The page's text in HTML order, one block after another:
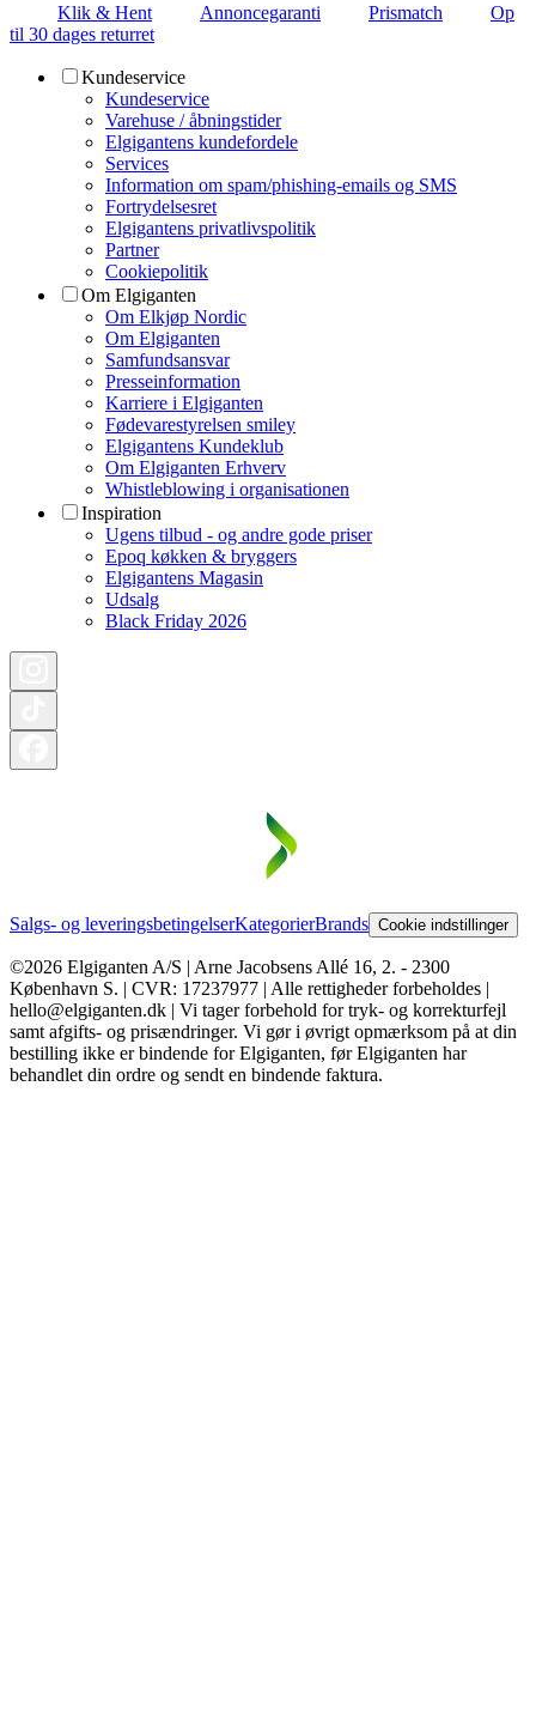
Klik & Hent Annoncegaranti Prismatch
Op
til 30 dages returret
Kundeservice
Kundeservice
Varehuse / åbningstider
Elgigantens kundefordele
Services
Information om spam/phishing-emails og SMS
Fortrydelsesret
Elgigantens privatlivspolitik
Partner
Cookiepolitik
Om Elgiganten
Om Elkjøp Nordic
Om Elgiganten
Samfundsansvar
Presseinformation
Karriere i Elgiganten
Fødevarestyrelsen smiley
Elgigantens Kundeklub
Om Elgiganten Erhverv
Whistleblowing i organisationen
Inspiration
Ugens tilbud - og andre gode priser
Epoq køkken & bryggers
Elgigantens Magasin
Udsalg
Black Friday 2026
Salgs- og leveringsbetingelserKategorierBrands Cookie indstillinger
©2026 Elgiganten A/S | Arne Jacobsens Allé 16, 2. - 2300
København S. | CVR: 17237977 | Alle rettigheder forbeholdes |
hello@elgiganten.dk | Vi tager forbehold for tryk- og korrekturfejl
samt afgifts- og prisændringer. Vi gør i øvrigt opmærksom på at din
bestilling ikke er bindende for Elgiganten, før Elgiganten har
behandlet din ordre og sendt en bindende faktura.